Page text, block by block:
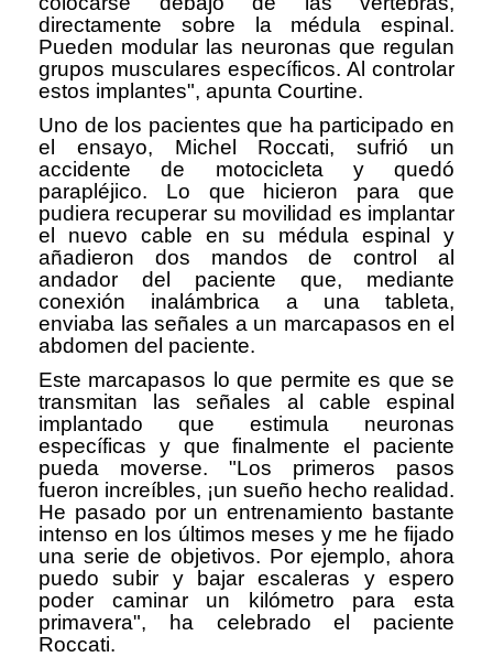
directamente sobre la médula espinal.
Pueden modular las neuronas que regulan
grupos musculares específicos. Al controlar
estos implantes", apunta Courtine.
Uno de los pacientes que ha participado en
el ensayo, Michel Roccati, sufrió un
accidente de motocicleta y quedó
parapléjico. Lo que hicieron para que
pudiera recuperar su movilidad es implantar
el nuevo cable en su médula espinal y
añadieron dos mandos de control al
andador del paciente que, mediante
conexión inalámbrica a una tableta,
enviaba las señales a un marcapasos en el
abdomen del paciente.
Este marcapasos lo que permite es que se
transmitan las señales al cable espinal
implantado que estimula neuronas
específicas y que finalmente el paciente
pueda moverse. "Los primeros pasos
fueron increíbles, ¡un sueño hecho realidad.
He pasado por un entrenamiento bastante
intenso en los últimos meses y me he fijado
una serie de objetivos. Por ejemplo, ahora
puedo subir y bajar escaleras y espero
poder caminar un kilómetro para esta
primavera", ha celebrado el paciente
Roccati.